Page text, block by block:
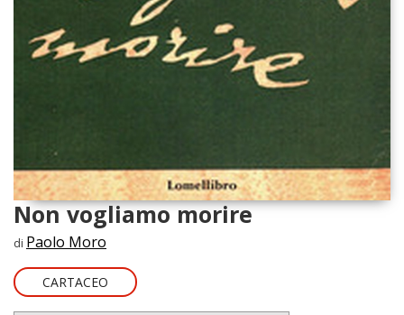
Non vogliamo morire
di Paolo Moro
CARTACEO